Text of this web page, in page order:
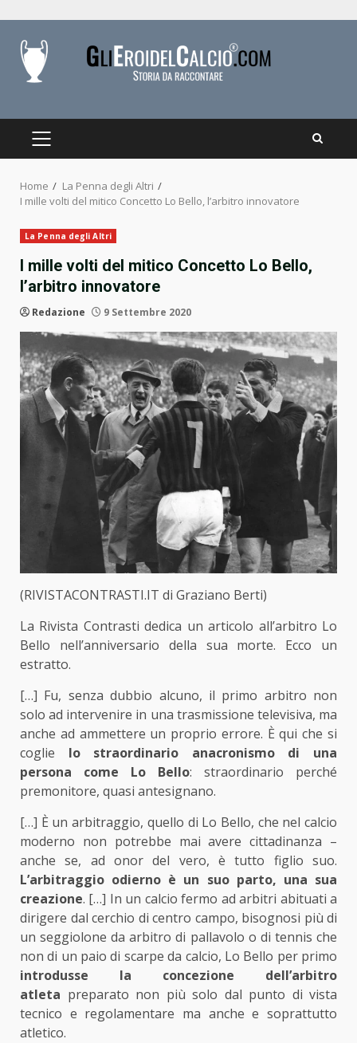
content
PRIMARY
Home
La Penna degli Altri
I mille volti del mitico Concetto Lo Bello, l’arbitro innovatore
La Penna degli Altri
I mille volti del mitico Concetto Lo Bello,
l’arbitro innovatore
Redazione 9 Settembre 2020
(RIVISTACONTRASTI.IT di Graziano Berti)
La Rivista Contrasti dedica un articolo all’arbitro Lo
Bello nell’anniversario della sua morte. Ecco un
estratto.
[…] Fu, senza dubbio alcuno, il primo arbitro non
solo ad intervenire in una trasmissione televisiva, ma
anche ad ammettere un proprio errore. È qui che si
coglie lo straordinario anacronismo di una
persona come Lo Bello: straordinario perché
premonitore, quasi antesignano.
[…] È un arbitraggio, quello di Lo Bello, che nel calcio
moderno non potrebbe mai avere cittadinanza –
anche se, ad onor del vero, è tutto figlio suo.
L’arbitraggio odierno è un suo parto, una sua
creazione. […] In un calcio fermo ad arbitri abituati a
dirigere dal cerchio di centro campo, bisognosi più di
un seggiolone da arbitro di pallavolo o di tennis che
non di un paio di scarpe da calcio, Lo Bello per primo
introdusse la concezione dell’arbitro
atleta preparato non più solo dal punto di vista
tecnico e regolamentare ma anche e soprattutto
atletico.